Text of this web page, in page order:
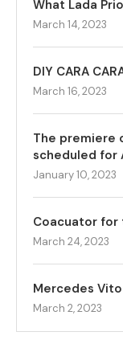
What Lada
March 14, 2023
DIY CARA
March 16, 2023
The premiere
scheduled for
January 10, 2023
Coacuator for
March 24, 2023
Mercedes
March 2, 2023